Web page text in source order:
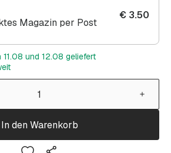
Magazin per Post
€ 3.50
11.08 und 12.08 geliefert
In den Warenkorb